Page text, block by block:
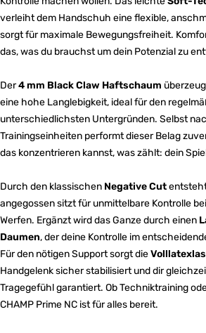
verleiht dem Handschuh eine flexible,
sorgt für maximale Bewegungsfreiheit.
das, was du brauchst um dein Potenzial zu
Der4 mm Black Claw Haftschaum
eine hohe Langlebigkeit, ideal für den
unterschiedlichsten Untergründen. Selbst
Trainingseinheiten performt dieser Belag
das konzentrieren kannst, was zählt: dein
Durch den klassischen Negative Cut
angegossen sitzt für unmittelbare Kontrolle
Werfen. Ergänzt wird das Ganze durch einen
Daumen, der deine Kontrolle im
Für den nötigen Support sorgt die
Handgelenk sicher stabilisiert und dir
Tragegefühl garantiert. Ob Techniktraining
CHAMP Prime NC ist für alles bereit.